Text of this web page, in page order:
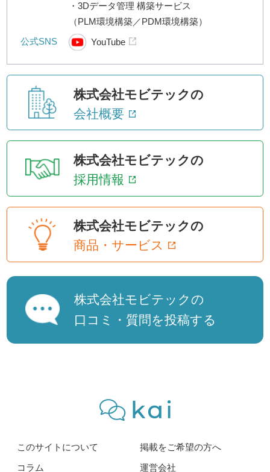
・3Dデータ管理 構築サービス
（PLM環境構築／PDM環境構築）
公式SNS
YouTube
株式会社モビテックの
会社概要
株式会社モビテックの
採用情報
株式会社モビテックの
商品・サービス
株式会社モビテックの
口コミ・質問を投稿する
このサイトについて
掲載をご希望の方へ
コラム
運営会社